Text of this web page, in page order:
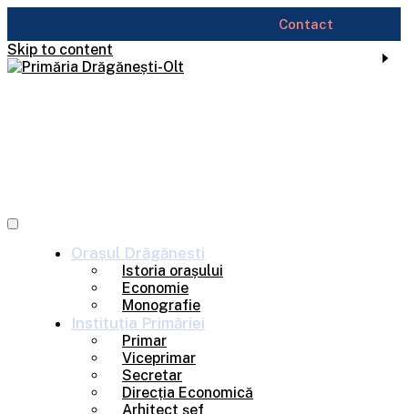
Skip to content
Orașul Drăgănești
Istoria orașului
Economie
Monografie
Instituția Primăriei
Primar
Viceprimar
Secretar
Direcția Economică
Arhitect șef
Contact